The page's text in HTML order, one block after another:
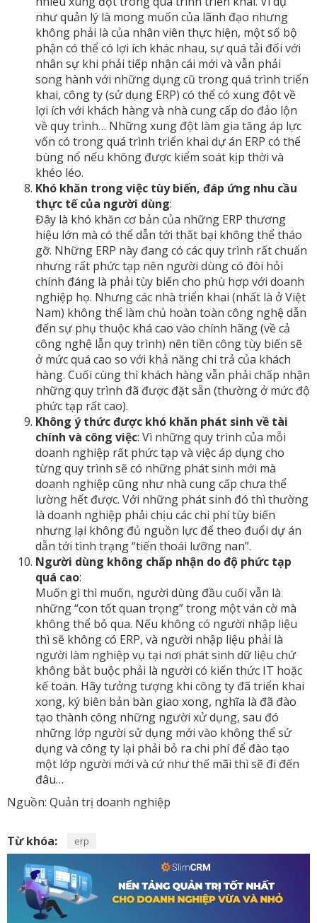
như quản lý là mong muốn của lãnh đạo nhưng
không phải là của nhân viên thực hiện, một số bộ
phận có thể có lợi ích khác nhau, sự quá tải đối với
nhân sự khi phải tiếp nhận cái mới và vẫn phải
song hành với những dụng cũ trong quá trình triển
khai, công ty (sử dụng ERP) có thể có xung đột về
lợi ích với khách hàng và nhà cung cấp do đảo lộn
về quy trình… Những xung đột làm gia tăng áp lực
vốn có trong quá trình triển khai dự án ERP có thể
bùng nổ nếu không được kiểm soát kịp thời và
khéo léo.
Khó khăn trong việc tùy biến, đáp ứng nhu cầu
thực tế của người dùng:
Đây là khó khăn cơ bản của những ERP thương
hiệu lớn mà có thể dẫn tới thất bại không thể tháo
gỡ. Những ERP này đang có các quy trình rất chuẩn
nhưng rất phức tạp nên người dùng có đòi hỏi
chính đáng là phải tùy biến cho phù hợp với doanh
nghiệp họ. Nhưng các nhà triển khai (nhất là ở Việt
Nam) không thể làm chủ hoàn toàn công nghệ dẫn
đến sự phụ thuộc khá cao vào chính hãng (về cả
công nghệ lẫn quy trình) nên tiền công tùy biến sẽ
ở mức quá cao so với khả năng chi trả của khách
hàng. Cuối cùng thì khách hàng vẫn phải chấp nhận
những quy trình đã được đặt sẵn (thường ở mức độ
phức tạp rất cao).
Không ý thức được khó khăn phát sinh về tài
chính và công việc: Vì những quy trình của mỗi
doanh nghiệp rất phức tạp và việc áp dụng cho
từng quy trình sẽ có những phát sinh mới mà
doanh nghiệp cũng như nhà cung cấp chưa thể
lường hết được. Với những phát sinh đó thì thường
là doanh nghiệp phải chịu các chi phí tùy biến
nhưng lại không đủ nguồn lực để theo đuổi dự án
dẫn tới tình trạng “tiến thoái lưỡng nan”.
Người dùng không chấp nhận do độ phức tạp
quá cao:
Muốn gì thì muốn, người dùng đầu cuối vẫn là
những “con tốt quan trọng” trong một ván cờ mà
không thể bỏ qua. Nếu không có người nhập liệu
thì sẽ không có ERP, và người nhập liệu phải là
người làm nghiệp vụ tại nơi phát sinh dữ liệu chứ
không bắt buộc phải là người có kiến thức IT hoặc
kế toán. Hãy tưởng tượng khi công ty đã triển khai
xong, ký biên bản bàn giao xong, nghĩa là đã đào
tạo thành công những người xử dụng, sau đó
những lớp người sử dụng mới vào không thể sử
dụng và công ty lại phải bỏ ra chi phí để đào tạo
một lớp người mới và cứ như thế mãi thì sẽ đi đến
đâu…
Nguồn: Quản trị doanh nghiệp
Từ khóa: erp